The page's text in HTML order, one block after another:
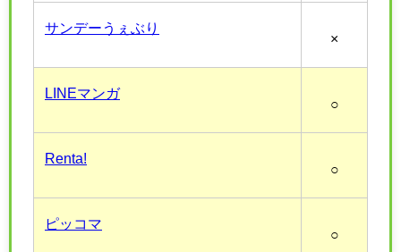
サンデーうぇぶり
×
LINEマンガ
○
Renta!
○
ピッコマ
○